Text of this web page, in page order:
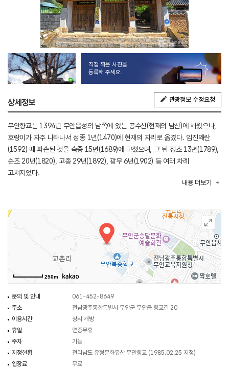
직접 찍은 사진을
등록해 주세요.
상세정보 관광정보 수정요청
무안향교는 1394년 무안읍성의 남쪽에 있는 공수산(현재의 남산)에 세웠으나,
호랑이가 자주 나타나서 성종 1년(1470)에 현재의 자리로 옮겼다. 임진왜란
(1592) 때 파손된 것을 숙종 15년(1689)에 고쳤으며, 그 뒤 정조 13년(1789),
순조 20년(1820), 고종 29년(1892), 광무 6년(1902) 등 여러 차례
고쳐지었다.
무안향교에 현재 남아있는 건물들은 조선 후기 이후에 점차적으로 지어진
4현, 그리고 우리나라 18현의 위패가 봉인되어 있고, 봄과 가을에 석전제를
지내고 있다.
내용 더보기
250m
문의 및 안내
061-452-8649
주소
전남광주통합특별시 무안군 무안읍 향교길 20
이용시간
상시 개방
휴일
연중무휴
주차
가능
지정현황
전라남도 유형문화유산 무안향교 (1985.02.25 지정)
입장료
무료